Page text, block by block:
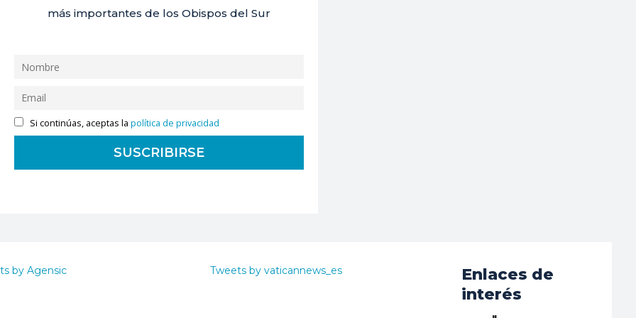
más importantes de los Obispos del Sur
Si continúas, aceptas lapolítica de privacidad
by Agensic Tweets by vaticannews_es
Enlaces de
interés